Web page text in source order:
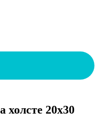
холсте 20х30